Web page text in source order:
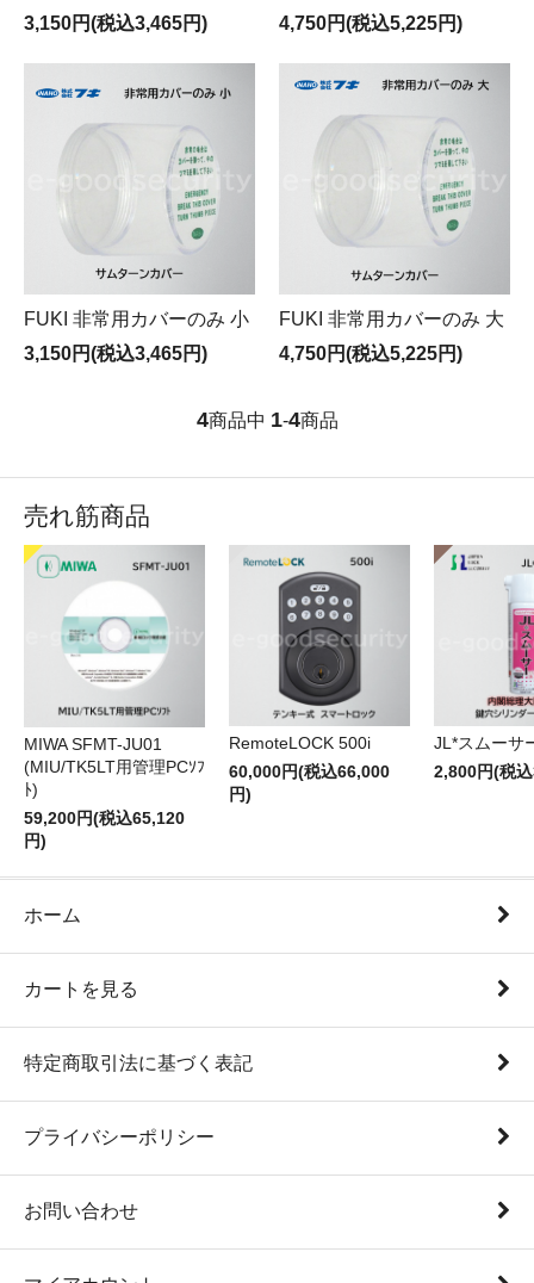
3,150円(税込3,465円)
4,750円(税込5,225円)
FUKI 非常用カバーのみ 小
3,150円(税込3,465円)
FUKI 非常用カバーのみ 大
4,750円(税込5,225円)
4商品中 1-4商品
売れ筋商品
MIWA SFMT-JU01
(MIU/TK5LT用管理PCｿﾌ
ﾄ)
59,200円(税込65,120
円)
RemoteLOCK 500i
60,000円(税込66,000
円)
JL*スムーサ
2,800円(税
ホーム
カートを見る
特定商取引法に基づく表記
プライバシーポリシー
お問い合わせ